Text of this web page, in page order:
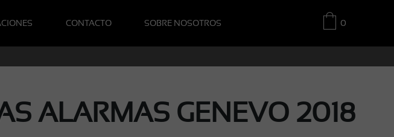
CONTACTO SOBRE NOSOTROS 0
ALARMAS GENEVO 2018